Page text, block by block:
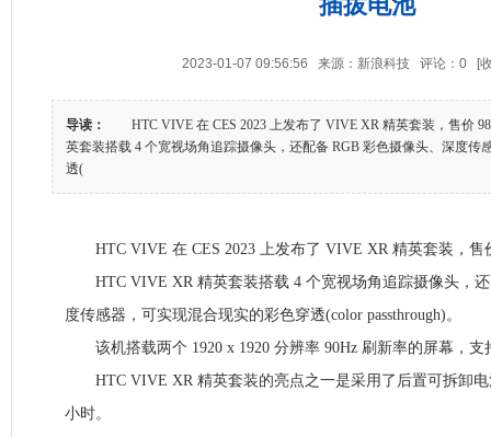
2023-01-07 09:56:56 来源：新浪科技 评论： 0 [
导读：
HTC VIVE 在 CES 2023 上发布了 VIVE XR 精英套装，售价
英套装搭载 4 个宽视场角追踪摄像头，还配备 RGB 彩色摄像头、深度传
透(
HTC VIVE 在 CES 2023 上发布了 VIVE XR 精英套装，售
HTC VIVE XR 精英套装搭载 4 个宽视场角追踪摄像头，还
度传感器，可实现混合现实的彩色穿透(color passthrough)。
该机搭载两个 1920 x 1920 分辨率 90Hz 刷新率的屏幕，支
HTC VIVE XR 精英套装的亮点之一是采用了后置可拆卸电
小时。